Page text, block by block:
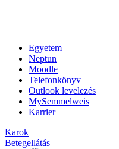
Egyetem
Neptun
Moodle
Telefonkönyv
Outlook levelezés
MySemmelweis
Karrier
Karok
Betegellátás